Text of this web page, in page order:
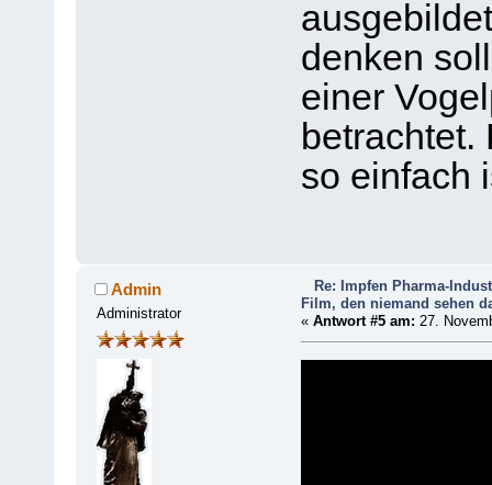
denken
einer
betrachtet.
so einfach
Admin
Administrator
Re: Impfen Pharma-
Film, den niemand sehen
« Antwort #5 am: 27.